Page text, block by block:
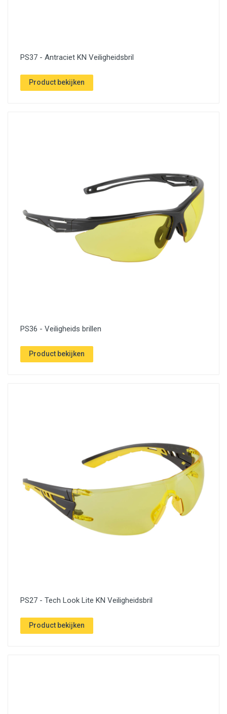
PS37 - Antraciet KN Veiligheidsbril
Product bekijken
PS36 - Veiligheids brillen
Product bekijken
PS27 - Tech Look Lite KN Veiligheidsbril
Product bekijken